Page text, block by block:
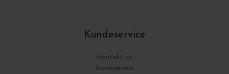
Kundeservice
Kontakt os
Gaveservice